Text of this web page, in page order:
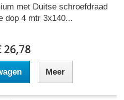
met Duitse schroefdraad
dop 4 mtr 3x140...
26,78
Meer